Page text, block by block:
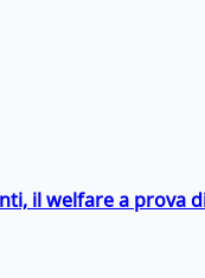
il welfare a prova